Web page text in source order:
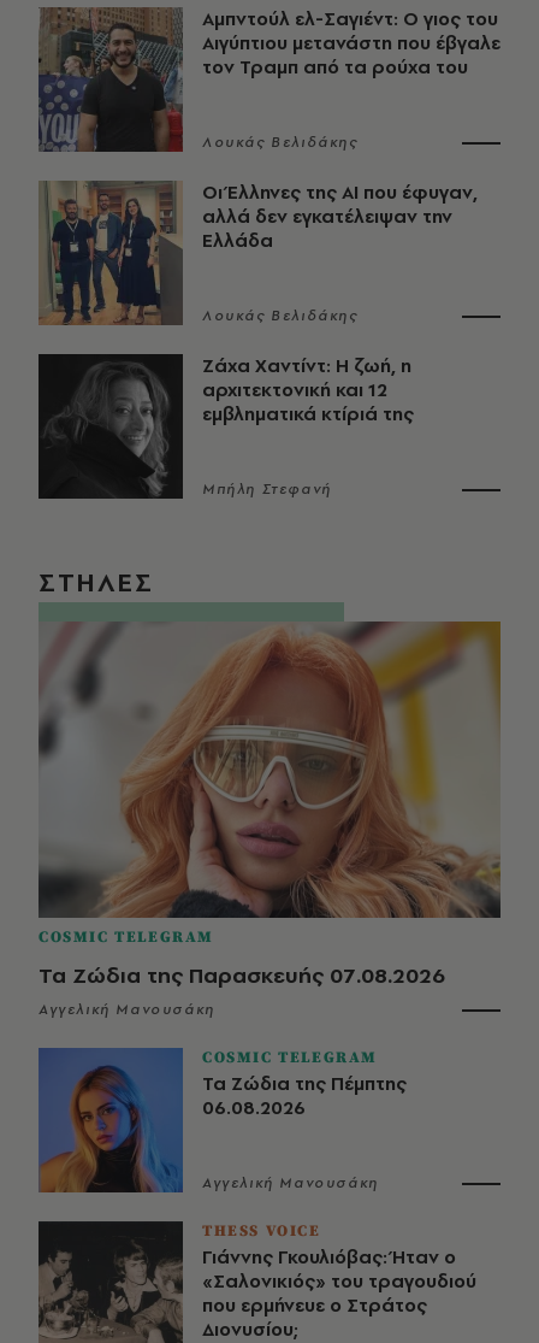
Αμπντούλ ελ-Σαγιέντ: Ο γιος του
Αιγύπτιου μετανάστη που έβγαλε
τον Τραμπ από τα ρούχα του
Λουκάς Βελιδάκης
Οι Έλληνες της ΑΙ που έφυγαν,
αλλά δεν εγκατέλειψαν την
Ελλάδα
Λουκάς Βελιδάκης
Ζάχα Χαντίντ: Η ζωή, η
αρχιτεκτονική και 12
εμβληματικά κτίριά της
Μπήλη Στεφανή
ΣΤΗΛΕΣ
COSMIC TELEGRAM
Τα Ζώδια της Παρασκευής 07.08.2026
Αγγελική Μανουσάκη
COSMIC TELEGRAM
Τα Ζώδια της Πέμπτης
06.08.2026
Αγγελική Μανουσάκη
THESS VOICE
Γιάννης Γκουλιόβας: Ήταν ο
«Σαλονικιός» του τραγουδιού
που ερμήνευε ο Στράτος
Διονυσίου;